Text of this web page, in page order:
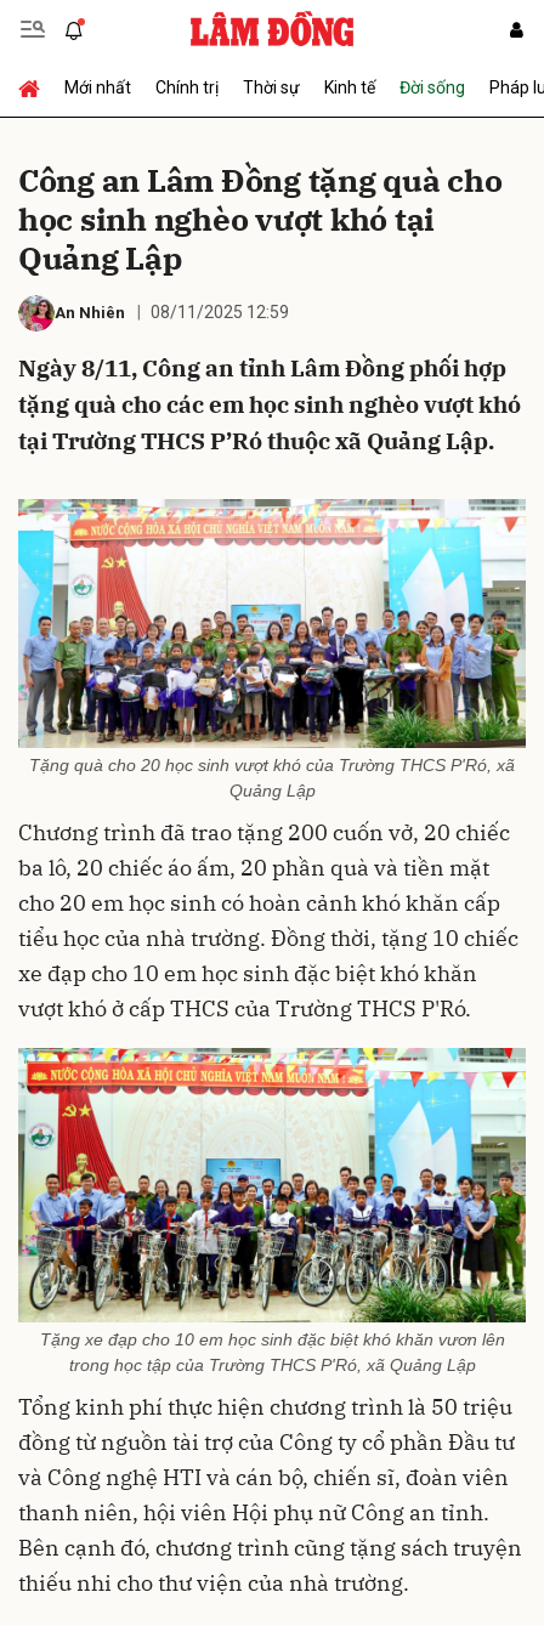
Mới nhất Chính trị Thời sự Kinh tế Đời sống Pháp
Công an Lâm Đồng tặng quà cho
học sinh nghèo vượt khó tại
Quảng Lập
An Nhiên 08/11/2025 12:59
Ngày 8/11, Công an tỉnh Lâm Đồng phối hợp
tặng quà cho các em học sinh nghèo vượt khó
tại Trường THCS P’Ró thuộc xã Quảng Lập.
Tặng quà cho 20 học sinh vượt khó của Trường THCS P'Ró, xã
Quảng Lập
Chương trình đã trao tặng 200 cuốn vở, 20 chiếc
ba lô, 20 chiếc áo ấm, 20 phần quà và tiền mặt
cho 20 em học sinh có hoàn cảnh khó khăn cấp
tiểu học của nhà trường. Đồng thời, tặng 10 chiếc
xe đạp cho 10 em học sinh đặc biệt khó khăn
vượt khó ở cấp THCS của Trường THCS P'Ró.
Tặng xe đạp cho 10 em học sinh đặc biệt khó khăn vươn lên
trong học tập của Trường THCS P'Ró, xã Quảng Lập
Tổng kinh phí thực hiện chương trình là 50 triệu
đồng từ nguồn tài trợ của Công ty cổ phần Đầu tư
và Công nghệ HTIvà cán bộ, chiến sĩ, đoàn viên
thanh niên, hội viên Hội phụ nữ Công an tỉnh.
Bên cạnh đó, chương trình cũng tặng sách truyện
thiếu nhi cho thư viện của nhà trường.
Gửi bình luận
Hủy Gửi